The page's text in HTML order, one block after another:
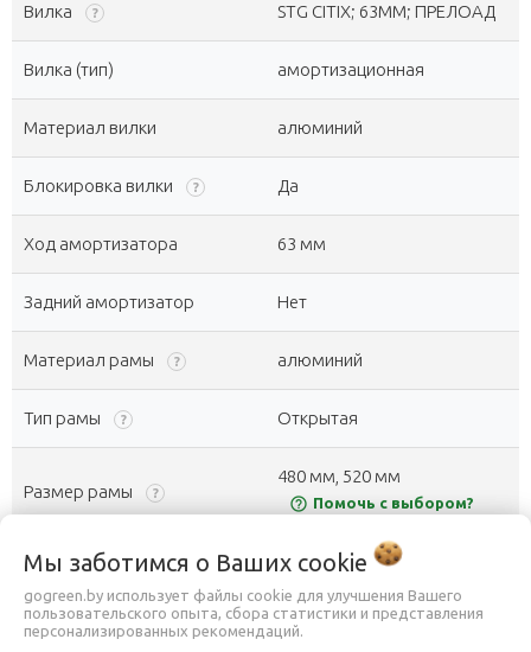
Вилка ? STG CITIX; 63MM; ПРЕЛОАД
Вилка (тип) амортизационная
Материал вилки алюминий
Блокировка вилки ? Да
Ход амортизатора 63 мм
Задний амортизатор Нет
Материал рамы ? алюминий
Тип рамы ? Открытая
Размер рамы ?
480 мм, 520 мм
help_outline Помочь с выбором?
Складная рама Нет
Тип трансмиссии с внешним переключением
Мы заботимся о Ваших cookie
gogreen.by использует файлы cookie для улучшения Вашего
пользовательского опыта, сбора статистики и представления
персонализированных рекомендаций.